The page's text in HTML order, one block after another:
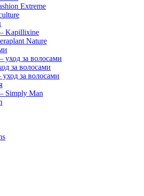
Extreme
Kapillixine
Nature
уход за волосами
за волосами
за волосами
Simply Man